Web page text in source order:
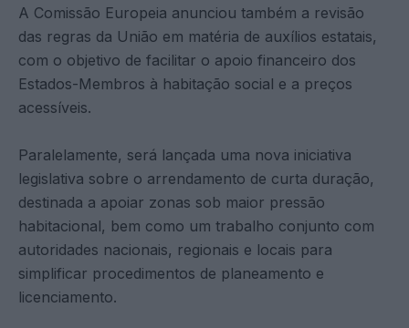
A Comissão Europeia anunciou também a revisão
das regras da União em matéria de auxílios estatais,
com o objetivo de facilitar o apoio financeiro dos
Estados-Membros à habitação social e a preços
acessíveis.
Paralelamente, será lançada uma nova iniciativa
legislativa sobre o arrendamento de curta duração,
destinada a apoiar zonas sob maior pressão
habitacional, bem como um trabalho conjunto com
autoridades nacionais, regionais e locais para
simplificar procedimentos de planeamento e
licenciamento.